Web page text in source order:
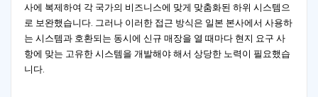
사에 복제하여 각 국가의 비즈니스에 맞게 맞춤화된 하위 시스템으
로 보완했습니다. 그러나 이러한 접근 방식은 일본 본사에서 사용하
는 시스템과 호환되는 동시에 신규 매장을 열 때마다 현지 요구 사
항에 맞는 고유한 시스템을 개발해야 해서 상당한 노력이 필요했습
니다.